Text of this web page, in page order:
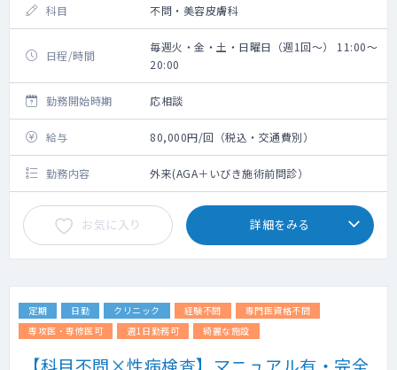
科目 不問・美容皮膚科
日程/時間
毎週火・金・土・日曜日（週1回～） 11:00～
20:00
勤務開始時期 応相談
給与 80,000円/回（税込・交通費別）
勤務内容 外来(AGA＋いびき施術前問診）
お気に入り 詳細をみる
定期 日勤 クリニック 経験不問
専門医資格不問
専攻医・専修医可
週1日勤務可 綺麗な施設
【科目不問×性病検査】マニュアル有・完全